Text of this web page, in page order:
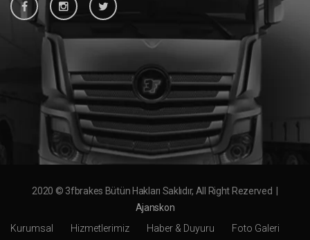
2020 © 3fbrakes Bütün Hakları Saklıdır, All Right Rezerved |
Ajanskon
Kurumsal
Hizmetlerimiz Haber & Duyuru Foto Galeri